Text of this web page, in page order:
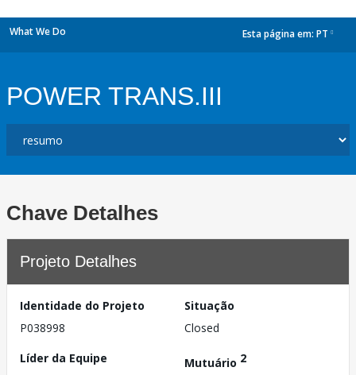
What We Do Esta página em: PT
POWER TRANS.III
Chave Detalhes
Projeto Detalhes
Identidade do Projeto
P038998
Situação
Closed
Líder da Equipe
Mutuário 2